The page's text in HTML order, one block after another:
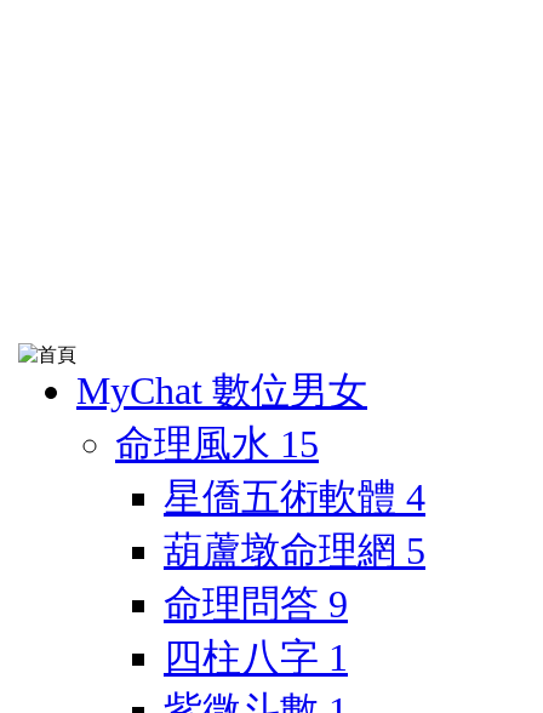
MyChat 數位男女
命理風水 15
星僑五術軟體 4
葫蘆墩命理網 5
命理問答 9
四柱八字 1